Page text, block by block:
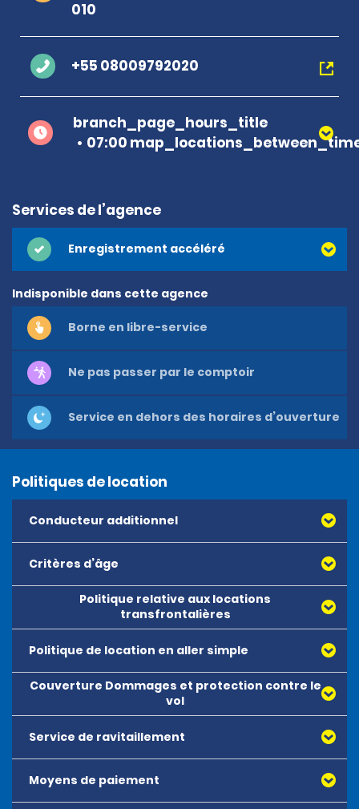
010
+55 08009792020
branch_page_hours_title
07:00
Services de l’agence
Enregistrement accéléré
Indisponible dans cette agence
Borne en libre-service
Ne pas passer par le comptoir
Service en dehors des horaires d’ouverture
Politiques de location
Conducteur additionnel
Critères d’âge
Politique relative aux locations
transfrontalières
Politique de location en aller simple
Couverture Dommages et protection contre le
vol
Service de ravitaillement
Moyens de paiement